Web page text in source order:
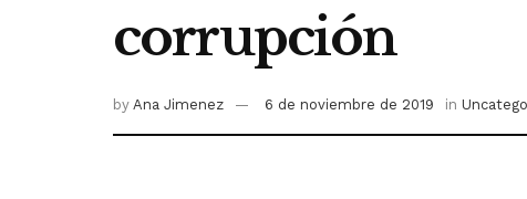
corrupción
by Ana Jimenez 6 de noviembre de 2019 in